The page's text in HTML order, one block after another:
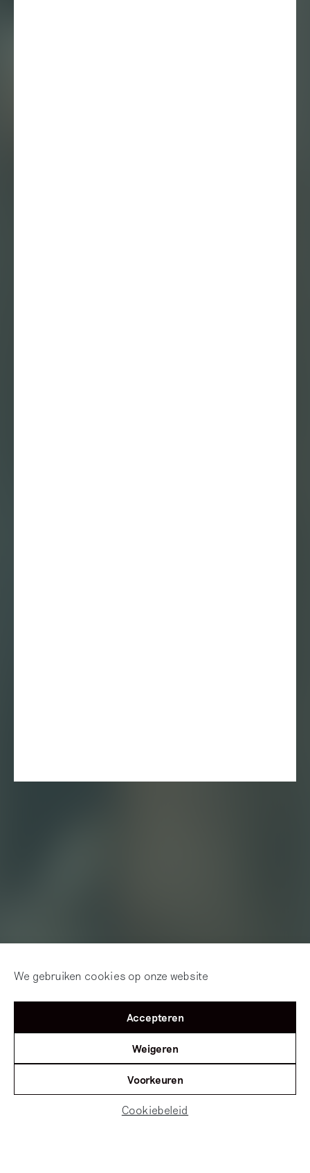
We gebruiken cookies op onze website
Accepteren
Weigeren
Voorkeuren
Cookiebeleid
Voor een nieuwe rubriek zoekt
Mister Motley een essayist. Iets
voor jou? Reageer dan voor 24
mei.